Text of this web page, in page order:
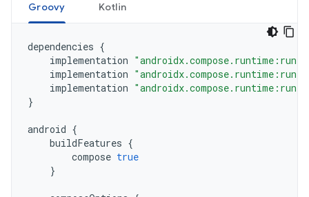
Groovy Kotlin
dependencies {
implementation
implementation
implementation
}
android {
buildFeatures {
compose true
}